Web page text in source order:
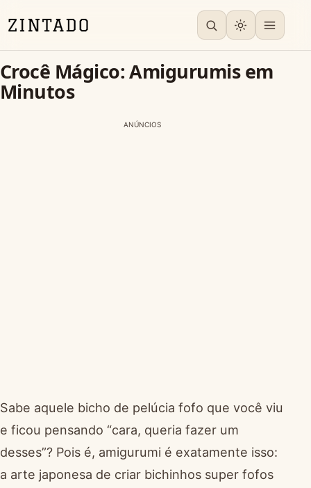
Crocê Mágico: Amigurumis em
Minutos
ANÚNCIOS
Sabe aquele bicho de pelúcia fofo que você viu
e ficou pensando “cara, queria fazer um
desses”? Pois é, amigurumi é exatamente isso:
a arte japonesa de criar bichinhos super fofos